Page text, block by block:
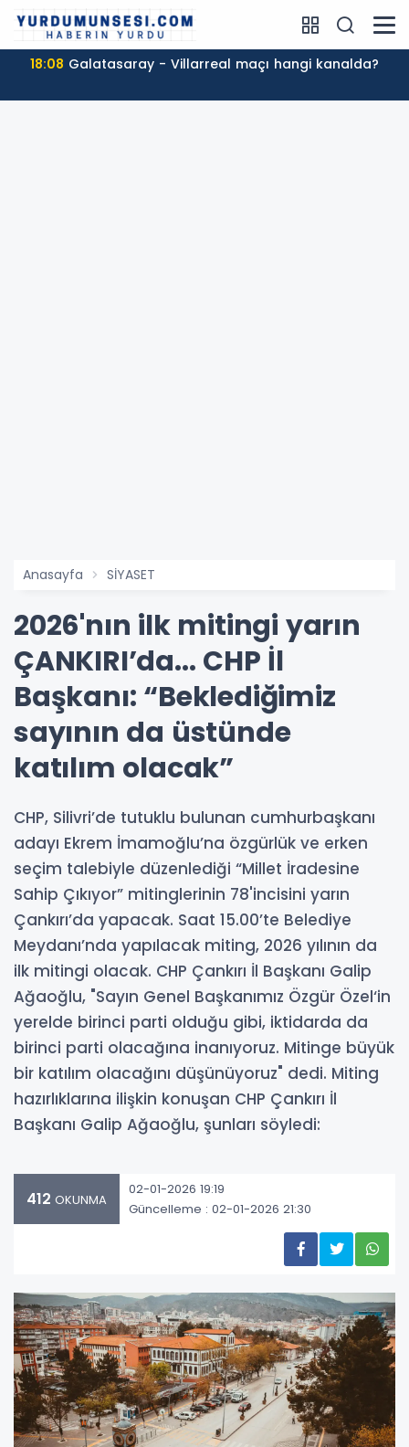
18:08 Galatasaray - Villarreal maçı hangi kanalda?
Anasayfa SİYASET
2026'nın ilk mitingi yarın
ÇANKIRI’da... CHP İl
Başkanı: “Beklediğimiz
sayının da üstünde
katılım olacak”
CHP, Silivri’de tutuklu bulunan cumhurbaşkanı
adayı Ekrem İmamoğlu’na özgürlük ve erken
seçim talebiyle düzenlediği “Millet İradesine
Sahip Çıkıyor” mitinglerinin 78'incisini yarın
Çankırı’da yapacak. Saat 15.00’te Belediye
Meydanı’nda yapılacak miting, 2026 yılının da
ilk mitingi olacak. CHP Çankırı İl Başkanı Galip
Ağaoğlu, "Sayın Genel Başkanımız Özgür Özel‘in
yerelde birinci parti olduğu gibi, iktidarda da
birinci parti olacağına inanıyoruz. Mitinge büyük
bir katılım olacağını düşünüyoruz" dedi. Miting
hazırlıklarına ilişkin konuşan CHP Çankırı İl
Başkanı Galip Ağaoğlu, şunları söyledi:
412 OKUNMA
02-01-2026 19:19
Güncelleme : 02-01-2026 21:30